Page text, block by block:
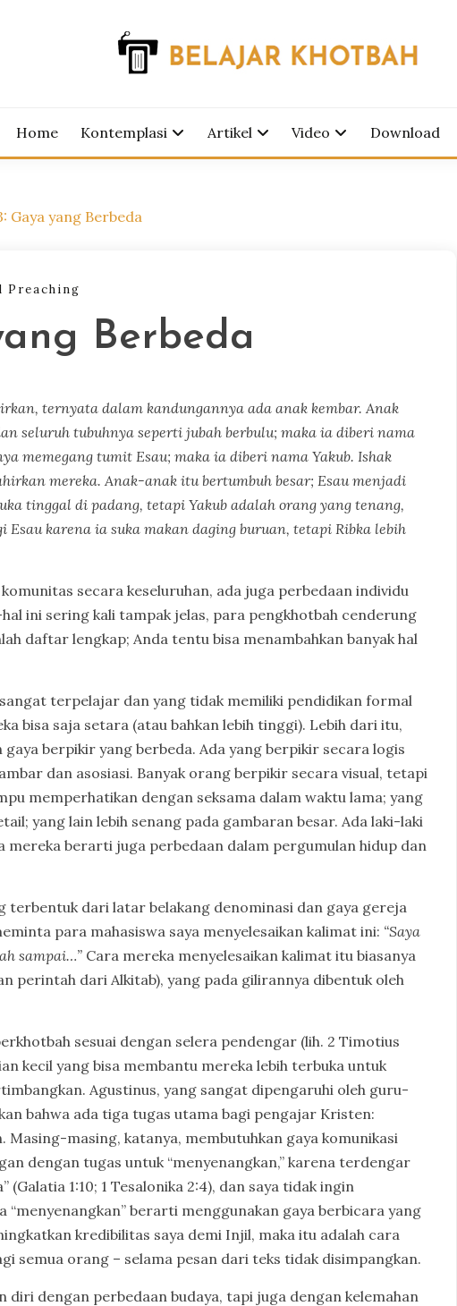
Home Kontemplasi Artikel Video Download
Gaya yang Berbeda
Preaching
Berbeda
ternyata dalam kandungannya ada anak kembar. Anak
seluruh tubuhnya seperti jubah berbulu; maka ia diberi nama
memegang tumit Esau; maka ia diberi nama Yakub. Ishak
mereka. Anak-anak itu bertumbuh besar; Esau menjadi
tinggal di padang, tetapi Yakub adalah orang yang tenang,
Esau karena ia suka makan daging buruan, tetapi Ribka lebih
secara keseluruhan, ada juga perbedaan individu
ini sering kali tampak jelas, para pengkhotbah cenderung
daftar lengkap; Anda tentu bisa menambahkan banyak hal
terpelajar dan yang tidak memiliki pendidikan formal
bisa saja setara (atau bahkan lebih tinggi). Lebih dari itu,
berpikir yang berbeda. Ada yang berpikir secara logis
dan asosiasi. Banyak orang berpikir secara visual, tetapi
memperhatikan dengan seksama dalam waktu lama; yang
yang lain lebih senang pada gambaran besar. Ada laki-laki
berarti juga perbedaan dalam pergumulan hidup dan
terbentuk dari latar belakang denominasi dan gaya gereja
para mahasiswa saya menyelesaikan kalimat ini: “Saya
sampai…” Cara mereka menyelesaikan kalimat itu biasanya
perintah dari Alkitab), yang pada gilirannya dibentuk oleh
sesuai dengan selera pendengar (lih. 2 Timotius
kecil yang bisa membantu mereka lebih terbuka untuk
Agustinus, yang sangat dipengaruhi oleh guru-
bahwa ada tiga tugas utama bagi pengajar Kristen:
masing, katanya, membutuhkan gaya komunikasi
dengan tugas untuk “menyenangkan,” karena terdengar
1:10; 1 Tesalonika 2:4), dan saya tidak ingin
berarti menggunakan gaya berbicara yang
kredibilitas saya demi Injil, maka itu adalah cara
semua orang – selama pesan dari teks tidak disimpangkan.
diri dengan perbedaan budaya, tapi juga dengan kelemahan